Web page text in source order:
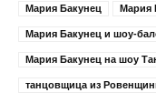
Мария Бакунец Мария
Мария Бакунец и шоу-
Мария Бакунец на шоу
танцовщица из